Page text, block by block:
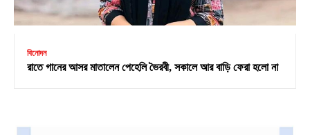
বিনোদন
রাতে গানের আসর মাতালেন পেহেলি ভৈরবী, সকালে আর বাড়ি ফেরা হলো না